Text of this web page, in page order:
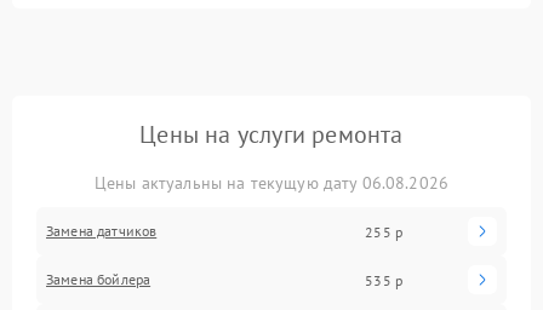
Цены на услуги ремонта
Цены актуальны на текущую дату 06.08.2026
Замена датчиков 255 р
Замена бойлера 535 р